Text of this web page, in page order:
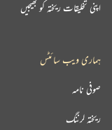
اپنی تخلیقات ریختہ کو بھیجیں
ہماری ویب سائٹس
صوفی نامہ
ریختہ لرننگ